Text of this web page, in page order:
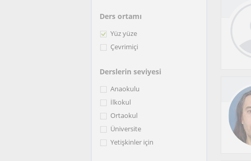
Ders ortamı
Yüz yüze
Çevrimiçi
Derslerin seviyesi
Anaokulu
İlkokul
Ortaokul
Üniversite
Yetişkinler için